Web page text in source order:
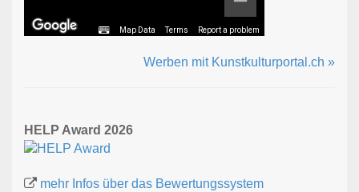
Map Data Terms Report a problem
Werben mit Kunstkulturportal.ch »
HELP Award 2026
mehr Infos über das Bewertungssystem